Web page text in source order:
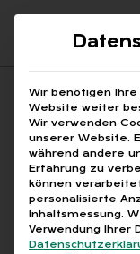
Suchfeld
Breadcrumb-
STARTSEITE
Wir benötigen
Website weiter
Wir verwenden
unserer Website.
während andere
Erfahrung zu
können
personalisierte
Inhaltsmessung.
Verwendung Ihrer